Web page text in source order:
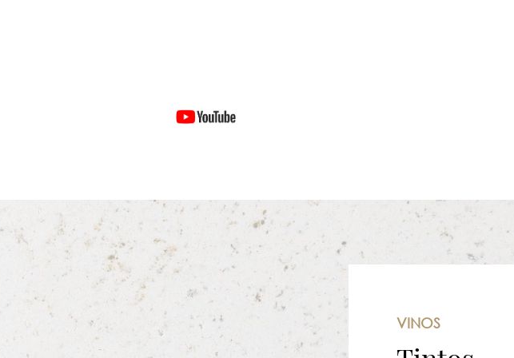
Mas de Sella YouTube
VINOS